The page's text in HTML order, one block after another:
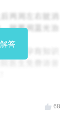
答
68